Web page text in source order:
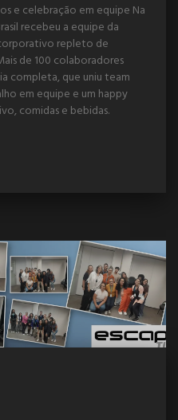
e celebração em equipe Na
recebeu a equipe da
repleto de
de 100 colaboradores
completa, que uniu team
em equipe e um happy
comidas e bebidas.